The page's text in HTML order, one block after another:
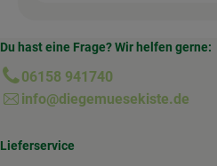
Du hast eine Frage? Wir helfen gerne:
06158 941740
info@diegemuesekiste.de
Lieferservice